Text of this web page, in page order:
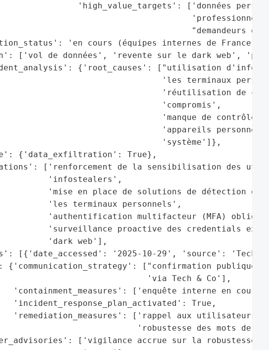
'high_value_targets': ['données
"demandeurs
'en cours (équipes internes de France
['vol de données', 'revente sur le dark web',
{'root_causes': ["utilisation
'les terminaux
'réutilisation de
'compromis',
'manque de contrôle
'appareils personnels
'système']},
{'data_exfiltration': True},
['renforcement de la sensibilisation des
'infostealers',
'mise en place de solutions de détection des
'les terminaux personnels',
'authentification multifacteur (MFA)
'surveillance proactive des credentials
'dark web'],
[{'date_accessed': '2025-10-29', 'source': 'Tech &
{'communication_strategy': ["confirmation publique
'via Tech & Co'],
'containment_measures': ['enquête interne en
'incident_response_plan_activated': True,
'remediation_measures': ['rappel aux utilisateurs
'robustesse des mots de
['vigilance accrue sur la robustesse